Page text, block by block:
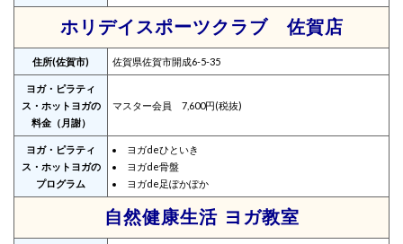
ホリデイスポーツクラブ 佐賀店
住所(佐賀市) 佐賀県佐賀市開成6-5-35
ヨガ・ピラティ
ス・ホットヨガの
料金（月謝）
マスター会員 7,600円(税抜)
ヨガ・ピラティ
ス・ホットヨガの
プログラム
ヨガdeひといき
ヨガde骨盤
ヨガde足ぽかぽか
自然健康生活 ヨガ教室